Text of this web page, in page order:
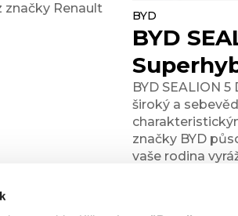
značky Renault
BYD
BYD
BYD SEALION
široký a
značky BYD
vaše rodina